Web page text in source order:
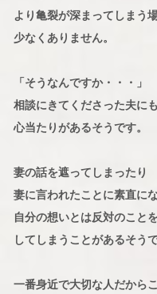
より亀裂が深まってしまう
少なくありません。
「そうなんですか・・・」
相談にきてくださった夫にも
心当たりがあるそうです。
妻の話を遮ってしまったり
妻に言われたことに素直に
自分の想いとは反対のこと
してしまうことがあるそう
一番身近で大切な人だから